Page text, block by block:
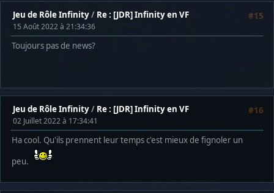
#15
Jeu de Rôle Infinity/ Re : [JDR] Infinity en VF
15 Août 2022 à 21:34:36
Toujours pas de news?
#16
Jeu de Rôle Infinity/ Re : [JDR] Infinity en VF
02 Juillet 2022 à 17:34:41
Ha cool. Qu'ils prennent leur temps c'est mieux de fignoler un
peu.